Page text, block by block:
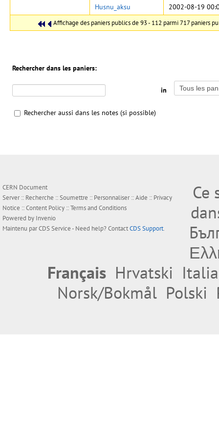
Affichage des paniers publics de 93 - 112 parmi 717 paniers
Husnu_aksu
2002-08-19
Rechercher dans les paniers:
in
Rechercher aussi dans les notes (si possible)
CERN Document
Server :: Recherche ::Soumettre :: Personnaliser::Aide :: Privacy
Notice ::Content Policy ::Terms and Conditions
Powered by Invenio
Maintenu parCDS Service- Need help? ContactCDS Support.
Ce
Français Hrvatski
Norsk/Bokmål Polski